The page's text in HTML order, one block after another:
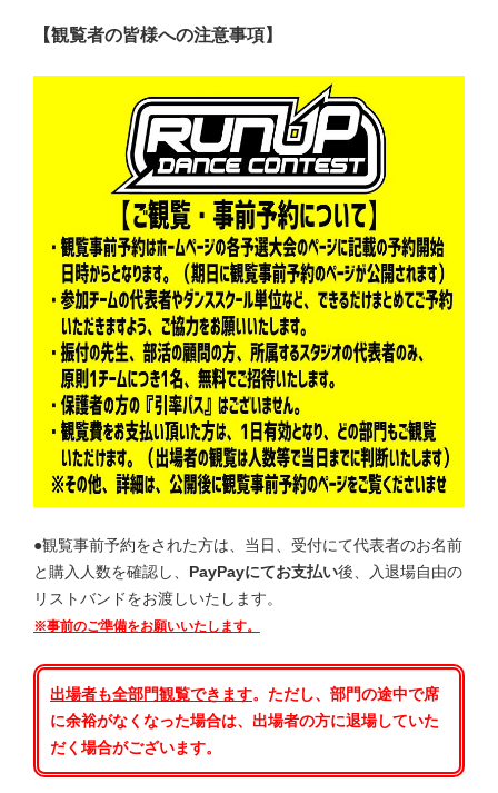
【観覧者の皆様への注意事項】
●観覧事前予約をされた方は、当日、受付にて代表者のお名前
と購入人数を確認し、 PayPayにてお支払い後、入退場自由の
リストバンドをお渡しいたします。
※事前のご準備をお願いいたします。
出場者も全部門観覧できます。ただし、部門の途中で席
に余裕がなくなった場合は、出場者の方に退場していた
だく場合がございます。